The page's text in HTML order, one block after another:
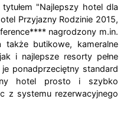
"Najlepszy hotel dla
Przyjazny Rodzinie 2015,
nagrodzony m.in.
także butikowe, kameralne
i najlepsze resorty pełne
ponadprzeciętny standard
hotel prosto i szybko
z systemu rezerwacyjnego